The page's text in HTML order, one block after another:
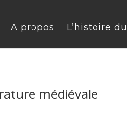
A propos L’histoire
médiévale